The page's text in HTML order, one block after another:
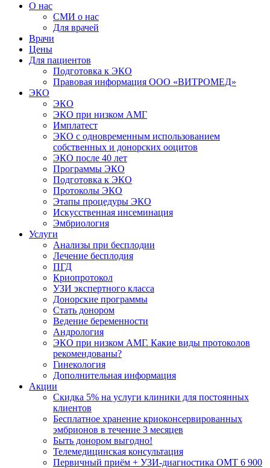
О нас
СМИ о нас
Для врачей
Врачи
Цены
Для пациентов
Подготовка к ЭКО
Правовая информация ООО «ВИТРОМЕД»
ЭКО
ЭКО
ЭКО при низком АМГ
Имплатест
ЭКО с одновременным использованием
собственных и донорских ооцитов
ЭКО после 40 лет
Программы ЭКО
Подготовка к ЭКО
Протоколы ЭКО
Этапы процедуры ЭКО
Искусственная инсеминация
Эмбриология
Услуги
Анализы при бесплодии
Лечение бесплодия
ПГД
Криопротокол
УЗИ экспертного класса
Донорские программы
Стать донором
Ведение беременности
Андрология
ЭКО при низком АМГ. Какие виды протоколов
рекомендованы?
Гинекология
Дополнительная информация
Акции
Скидка 5% на услуги клиники для постоянных
клиентов
Бесплатное хранение криоконсервированных
эмбрионов в течение 3 месяцев
Быть донором выгодно!
Телемедицинская консультация
Первичный приём + УЗИ-диагностика ОМТ 6 900